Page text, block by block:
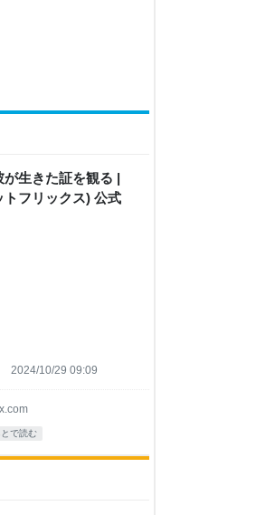
生きた証 を観 る |
フ リ ッ ク ス ) 公 式
2024/10/29 09:09
とで読む